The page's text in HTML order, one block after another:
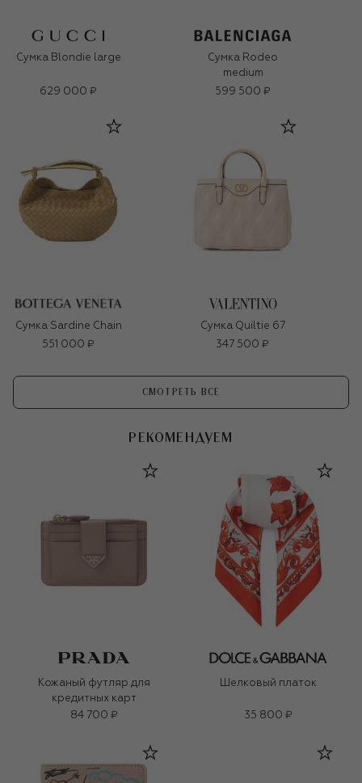
Сумка Blondie large
629 000 ₽
Сумка Rodeo
medium
599 500 ₽
Сумка Sardine Chain
551 000 ₽
Сумка Quiltie 67
347 500 ₽
СМОТРЕТЬ ВСЕ
РЕКОМЕНДУЕМ
Кожаный футляр для
кредитных карт
84 700 ₽
Шелковый платок
35 800 ₽